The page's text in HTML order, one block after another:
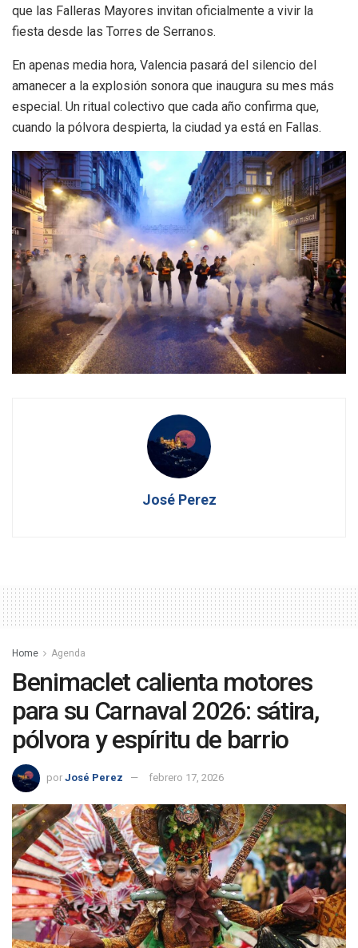
que las Falleras Mayores invitan oficialmente a vivir la
fiesta desde las Torres de Serranos.
En apenas media hora, Valencia pasará del silencio del
amanecer a la explosión sonora que inaugura su mes más
especial. Un ritual colectivo que cada año confirma que,
cuando la pólvora despierta, la ciudad ya está en Fallas.
José Perez
Home Agenda
Benimaclet calienta motores
para su Carnaval 2026: sátira,
pólvora y espíritu de barrio
por José Perez febrero 17, 2026